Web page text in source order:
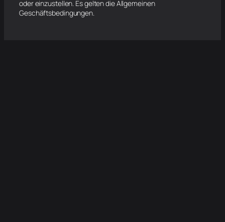
oder einzustellen. Es gelten die Allgemeinen
Geschäftsbedingungen.